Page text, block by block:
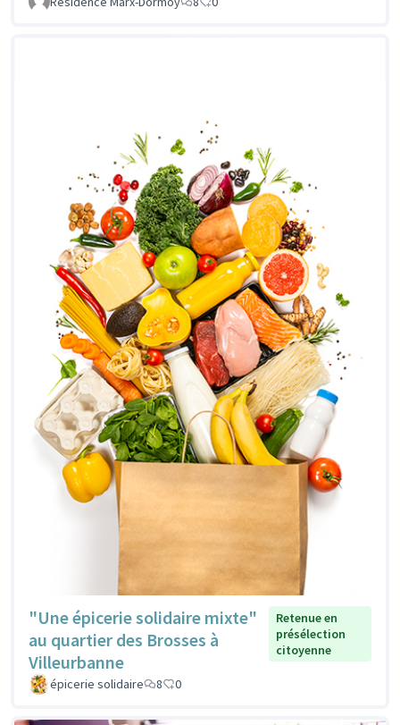
"Une épicerie solidaire mixte"
au quartier des Brosses à
Villeurbanne
Retenue en
présélection
citoyenne
épicerie solidaire 8 0